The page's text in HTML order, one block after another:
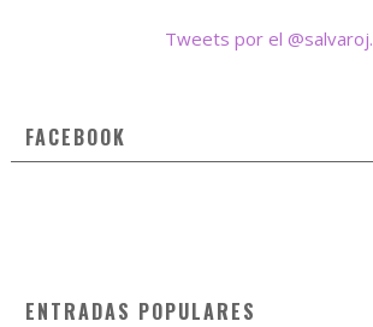
Tweets por el @salvaroj.
FACEBOOK
ENTRADAS POPULARES